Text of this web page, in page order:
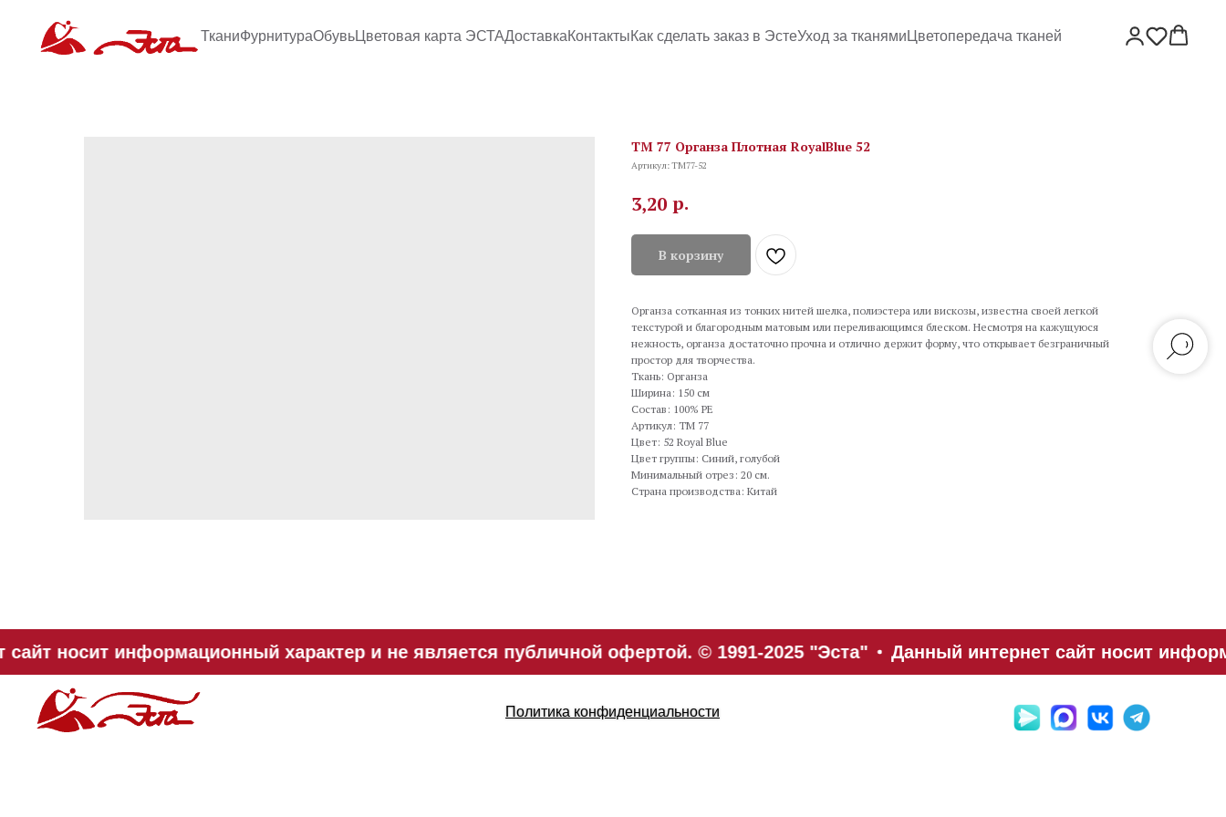
ТканиФурнитураОбувьЦветовая карта ЭСТАДоставкаКонтактыКак сделать заказ в ЭстеУход за тканями Цветопередача тканей
TM 77 Органза Плотная RoyalBlue 52
Артикул:TM77-52
3,20 р.
В корзину
Органза сотканная из тонких нитей шелка, полиэстера или вискозы, известна своей легкой
текстурой и благородным матовым или переливающимся блеском. Несмотря на кажущуюся
нежность, органза достаточно прочна и отлично держит форму, что открывает безграничный
простор для творчества.
Ткань: Органза
Ширина: 150 см
Состав: 100% PE
Артикул: TM 77
Цвет: 52 Royal Blue
Цвет группы: Синий, голубой
Минимальный отрез: 20 см.
Страна производства: Китай
носит информационный характер и не является публичной офертой. © 1991-2025 "Эста" Данный интернет сайт носит
Политика конфиденциальности